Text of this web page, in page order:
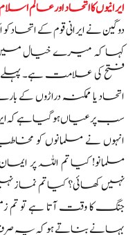
ایرانیوں کا اتحاد اور عالم
دوگین نے ایرانی قوم کے
کہا کہ میرے خیال
فتح کی علامت ہے۔
اتحاد یا ممکنہ
سب پر عیاں ہو گیا ہے کہ
انہوں نے مسلمانوں کو
مسلمانو! کیا تم اللہ پر
نہیں کھائی؟ کیا تم
جنگ کا وقت آتا ہے تو تم
بہانے بناتے ہو کہ یہ